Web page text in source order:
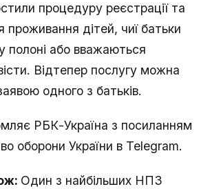
процедуру реєстрації та
проживання дітей, чиї батьки
полоні або вважаються
Відтепер послугу можна
одного з батьків.
РБК-Україна з посиланням
оборони України в Telegram.
Один з найбільших НПЗ